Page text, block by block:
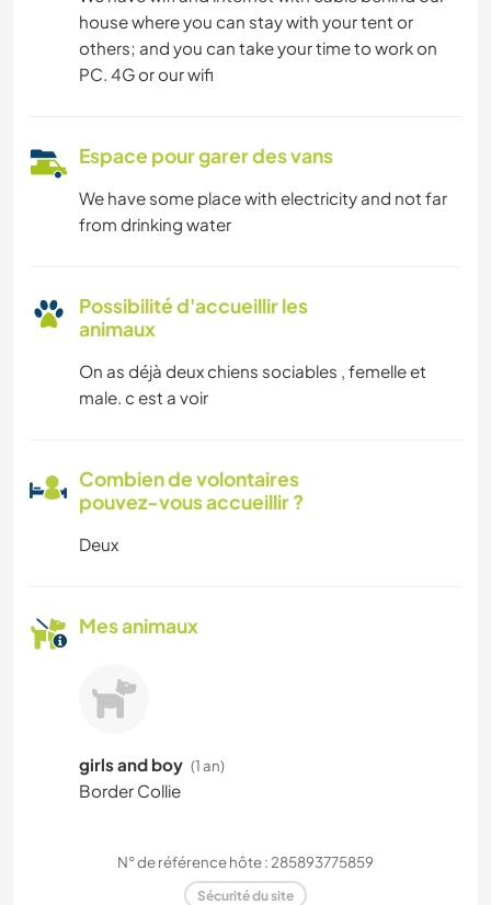
house where you can stay with your tent or
others; and you can take your time to work on
PC. 4G or our wifi
Espace pour garer des vans
We have some place with electricity and not far
from drinking water
Possibilité d'accueillir les
animaux
On as déjà deux chiens sociables , femelle et
male. c est a voir
Combien de volontaires
pouvez-vous accueillir ?
Deux
Mes animaux
girls and boy (1 an)
Border Collie
N° de référence hôte : 285893775859
Sécurité du site